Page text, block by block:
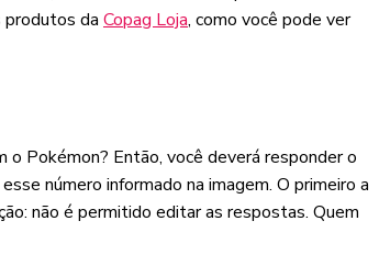
produtos da Copag Loja, como você pode ver
o Pokémon? Então, você deverá responder o
número informado na imagem. O primeiro a
não é permitido editar as respostas. Quem